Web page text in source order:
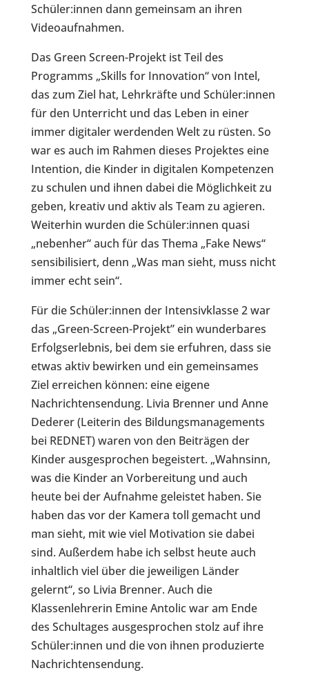
Schüler:innen dann gemeinsam an ihren
Videoaufnahmen.
Das Green Screen-Projekt ist Teil des
Programms „Skills for Innovation“ von Intel,
das zum Ziel hat, Lehrkräfte und Schüler:innen
für den Unterricht und das Leben in einer
immer digitaler werdenden Welt zu rüsten. So
war es auch im Rahmen dieses Projektes eine
Intention, die Kinder in digitalen Kompetenzen
zu schulen und ihnen dabei die Möglichkeit zu
geben, kreativ und aktiv als Team zu agieren.
Weiterhin wurden die Schüler:innen quasi
„nebenher“ auch für das Thema „Fake News“
sensibilisiert, denn „Was man sieht, muss nicht
immer echt sein“.
Für die Schüler:innen der Intensivklasse 2 war
das „Green-Screen-Projekt” ein wunderbares
Erfolgserlebnis, bei dem sie erfuhren, dass sie
etwas aktiv bewirken und ein gemeinsames
Ziel erreichen können: eine eigene
Nachrichtensendung. Livia Brenner und Anne
Dederer (Leiterin des Bildungsmanagements
bei REDNET) waren von den Beiträgen der
Kinder ausgesprochen begeistert. „Wahnsinn,
was die Kinder an Vorbereitung und auch
heute bei der Aufnahme geleistet haben. Sie
haben das vor der Kamera toll gemacht und
man sieht, mit wie viel Motivation sie dabei
sind. Außerdem habe ich selbst heute auch
inhaltlich viel über die jeweiligen Länder
gelernt“, so Livia Brenner. Auch die
Klassenlehrerin Emine Antolic war am Ende
des Schultages ausgesprochen stolz auf ihre
Schüler:innen und die von ihnen produzierte
Nachrichtensendung.